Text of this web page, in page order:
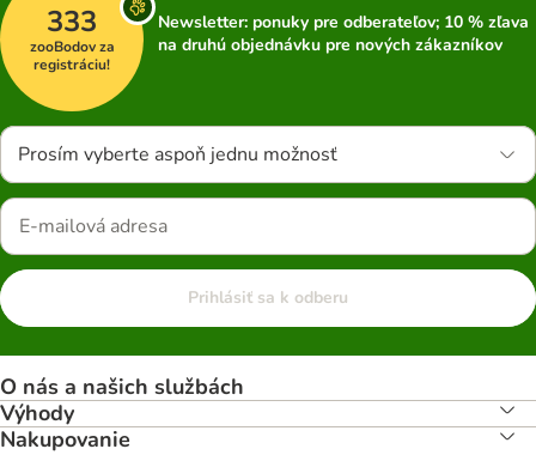
333
zooBodov za
registráciu!
Newsletter: ponuky pre odberateľov; 10 % zľava
na druhú objednávku pre nových zákazníkov
Prosím vyberte aspoň jednu možnosť
Prihlásiť sa k odberu
O nás a našich službách
Výhody
Nakupovanie